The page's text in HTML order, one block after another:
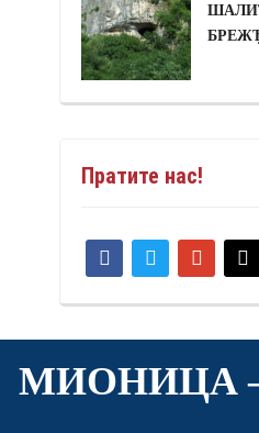
Пратите нас!
facebook twitter google mail
МИОНИЦА